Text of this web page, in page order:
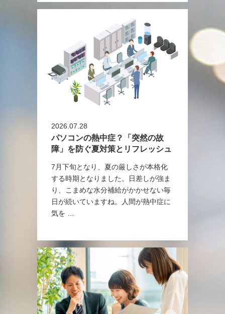
2026.07.28
パソコンの熱中症？「突然の故
障」を防ぐ夏対策とリフレッシュ
7月下旬となり、夏の厳しさが本格化
する時期となりました。日差しが強ま
り、こまめな水分補給がかかせない毎
日が続いていますね。人間が熱中症に
気を …